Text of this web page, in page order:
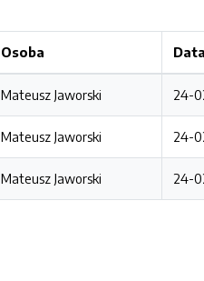
Osoba Data
Mateusz Jaworski 24-
Mateusz Jaworski 24-
Mateusz Jaworski 24-